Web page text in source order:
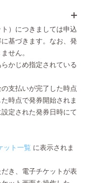
）につきましては申込
基づきます。なお、発
せん。
かじめ指定されている
支払いが完了した時点
時点で発券開始されま
定された発券日時にて
ット一覧 に表示されま
き、電子チケットが表